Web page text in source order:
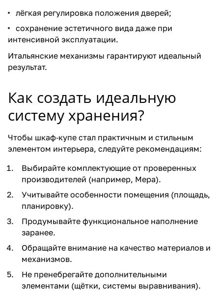
лёгкая регулировка положения дверей;
сохранение эстетичного вида даже при
интенсивной эксплуатации.
Итальянские механизмы гарантируют идеальный
результат.
Как создать идеальную
систему хранения?
Чтобы шкаф‑купе стал практичным и стильным
элементом интерьера, следуйте рекомендациям:
Выбирайте комплектующие от проверенных
производителей (например, Mepa).
Учитывайте особенности помещения (площадь,
планировку).
Продумывайте функциональное наполнение
заранее.
Обращайте внимание на качество материалов и
механизмов.
Не пренебрегайте дополнительными
элементами (щётки, системы выравнивания).